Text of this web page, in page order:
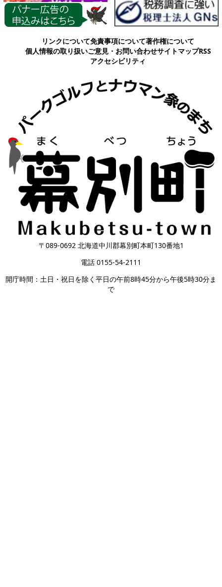
各種情報
リンクについて免責事項について著作権について
個人情報の取り扱いご意見・お問い合わせサイトマップRSS
アクセシビリティ
〒089-0692 北海道中川郡幕別町本町130番地1
電話 0155-54-2111
開庁時間：土日・祝日を除く平日の午前8時45分から午後5時30分ま
で